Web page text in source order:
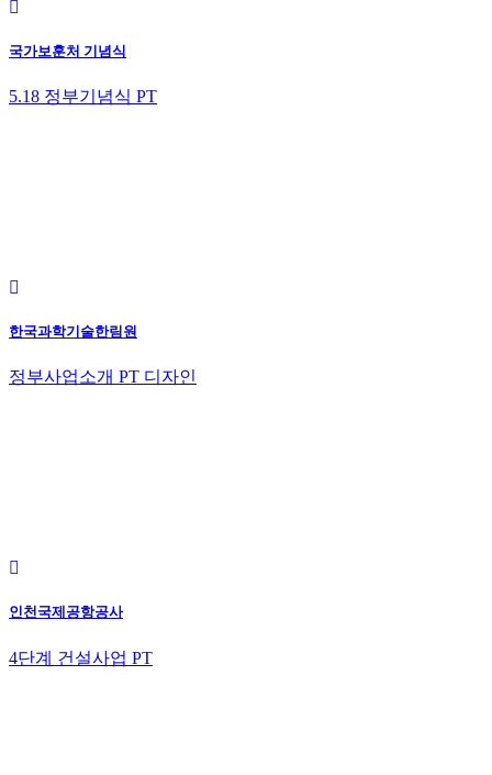
국가보훈처 기념식
5.18 정부기념식 PT
한국과학기술한림원
정부사업소개 PT 디자인
인천국제공항공사
4단계 건설사업 PT